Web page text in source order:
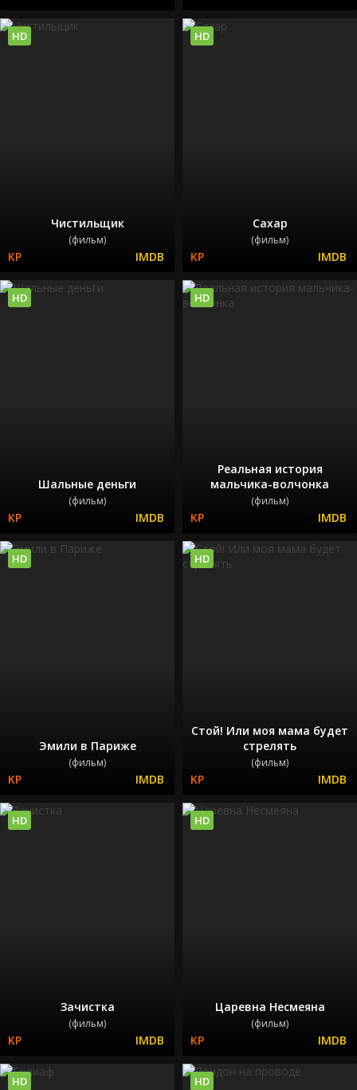
Чистильщик
(фильм)
HD
Сахар
(фильм)
HD
Шальные деньги
(фильм)
HD
Реальная история
мальчика-волчонка
(фильм)
HD
Эмили в Париже
(фильм)
HD
Стой! Или моя мама будет
стрелять
(фильм)
HD
Зачистка
(фильм)
HD
Царевна Несмеяна
(фильм)
HD
HD HD